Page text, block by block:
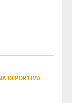
DEPORTIVA